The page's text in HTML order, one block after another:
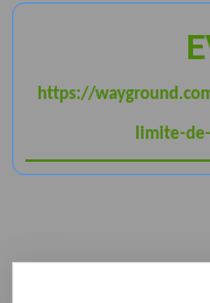
https://
limite-